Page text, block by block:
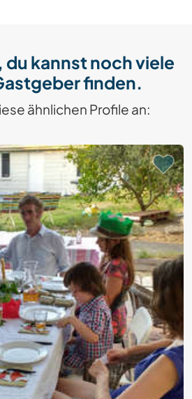
du kannst noch viele
finden.
ähnlichen Profile an: